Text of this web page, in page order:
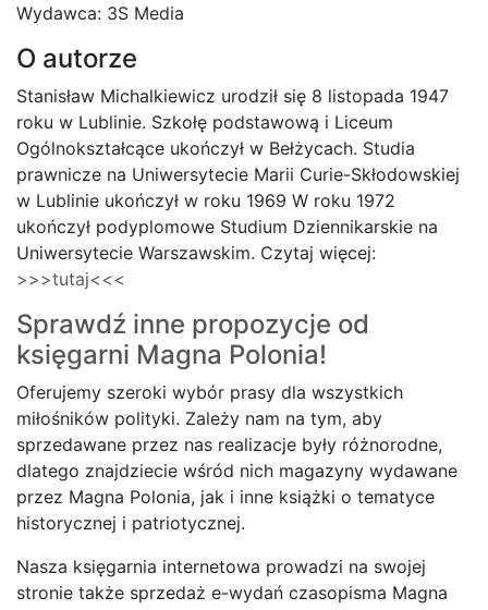
Wydawca: 3S Media
O autorze
Stanisław Michalkiewicz urodził się 8 listopada 1947
roku w Lublinie. Szkołę podstawową i Liceum
Ogólnokształcące ukończył w Bełżycach. Studia
prawnicze na Uniwersytecie Marii Curie-Skłodowskiej
w Lublinie ukończył w roku 1969 W roku 1972
ukończył podyplomowe Studium Dziennikarskie na
Uniwersytecie Warszawskim. Czytaj więcej:
>>>tutaj<<<
Sprawdź inne propozycje od
księgarni Magna Polonia!
Oferujemy szeroki wybór prasy dla wszystkich
miłośników polityki. Zależy nam na tym, aby
sprzedawane przez nas realizacje były różnorodne,
dlatego znajdziecie wśród nich magazyny wydawane
przez Magna Polonia, jak i inne książki o tematyce
historycznej i patriotycznej.
Nasza księgarnia internetowa prowadzi na swojej
stronie także sprzedaż e-wydań czasopisma Magna